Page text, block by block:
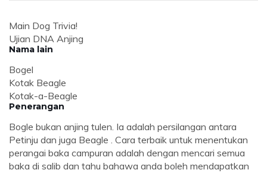
Main Dog Trivia!
Ujian DNA Anjing
Nama lain
Bogel
Kotak Beagle
Kotak-a-Beagle
Penerangan
Bogle bukan anjing tulen. Ia adalah persilangan antara
Petinju dan juga Beagle . Cara terbaik untuk menentukan
perangai baka campuran adalah dengan mencari semua
baka di salib dan tahu bahawa anda boleh mendapatkan